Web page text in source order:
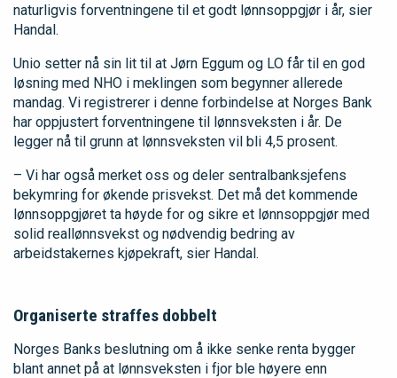
naturligvis forventningene til et godt lønnsoppgjør i år, sier
Handal.
Unio setter nå sin lit til at Jørn Eggum og LO får til en god
løsning med NHO i meklingen som begynner allerede
mandag. Vi registrerer i denne forbindelse at Norges Bank
har oppjustert forventningene til lønnsveksten i år. De
legger nå til grunn at lønnsveksten vil bli 4,5 prosent.
– Vi har også merket oss og deler sentralbanksjefens
bekymring for økende prisvekst. Det må det kommende
lønnsoppgjøret ta høyde for og sikre et lønnsoppgjør med
solid reallønnsvekst og nødvendig bedring av
arbeidstakernes kjøpekraft, sier Handal.
Organiserte straffes dobbelt
Norges Banks beslutning om å ikke senke renta bygger
blant annet på at lønnsveksten i fjor ble høyere enn